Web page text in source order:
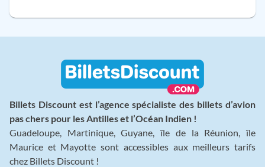
Billets Discount est l’agence spécialiste des billets d’avion
pas chers pour les Antilles et l’Océan Indien !
Guadeloupe, Martinique, Guyane, île de la Réunion, île
Maurice et Mayotte sont accessibles aux meilleurs tarifs
chez Billets Discount !